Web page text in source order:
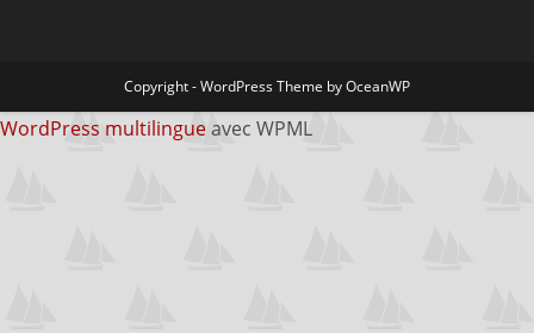
Copyright - WordPress Theme by OceanWP
WordPress multilingueavec WPML